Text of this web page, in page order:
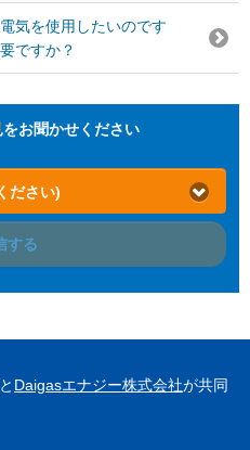
気を使用したいのです
ですか？
お聞かせください
ださい)
する
と Daigasエナジー株式会社が共同